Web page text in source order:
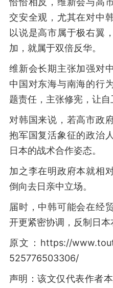
交安全观，尤其在对中
以说是高市属于极右翼
加，就属于双倍反华。
维新会长期主张加强对
中国对东海与南海的行
题责任，主张修宪，让自
对韩国来说，若高市政
抱军国复活象征的政治
日本的战术合作姿态。
加之李在明政府本就相
倒向去日亲中立场。
届时，中韩可能会在经
开更紧密协调，反制日本
原文：https://
525776503306/
声明：该文仅代表作者